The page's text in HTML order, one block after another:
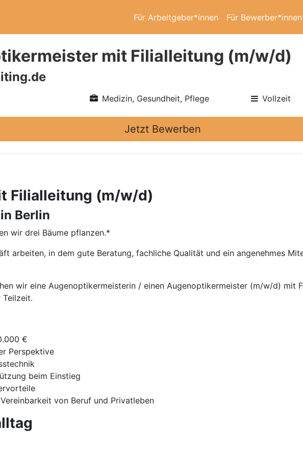
Für Arbeitgeber*innen Für Bewerber*innen
mit Filialleitung (m/w/d)
Medizin, Gesundheit, Pflege Vollzeit
Jetzt Bewerben
Filialleitung (m/w/d)
Berlin
wir drei Bäume pflanzen.*
arbeiten, in dem gute Beratung, fachliche Qualität und ein angenehmes
wir eine Augenoptikermeisterin / einen Augenoptikermeister (m/w/d) mit
€
Perspektive
beim Einstieg
von Beruf und Privatleben